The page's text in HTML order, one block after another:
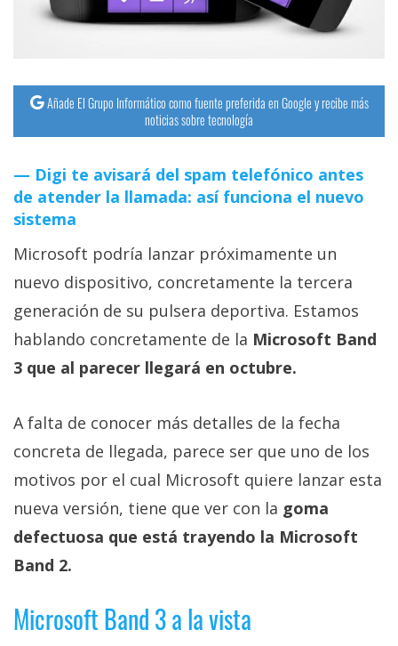
Trucos
y
Ciberseguridad
Sistemas
operativos
Profesional
Más
temas
Sorteos
Foros
/
Sobre
Añade El Grupo Informático como fuente preferida en Google y recibe más
noticias sobre tecnología
Digi te avisará del spam telefónico antes
de atender la llamada: así funciona el nuevo
sistema
Microsoft podría lanzar próximamente un
nuevo dispositivo, concretamente la tercera
generación de su pulsera deportiva. Estamos
hablando concretamente de la Microsoft Band
3 que al parecer llegará en octubre.
A falta de conocer más detalles de la fecha
concreta de llegada, parece ser que uno de los
motivos por el cual Microsoft quiere lanzar esta
nueva versión, tiene que ver con la goma
defectuosa que está trayendo la Microsoft
Band 2.
Microsoft Band 3 a la vista